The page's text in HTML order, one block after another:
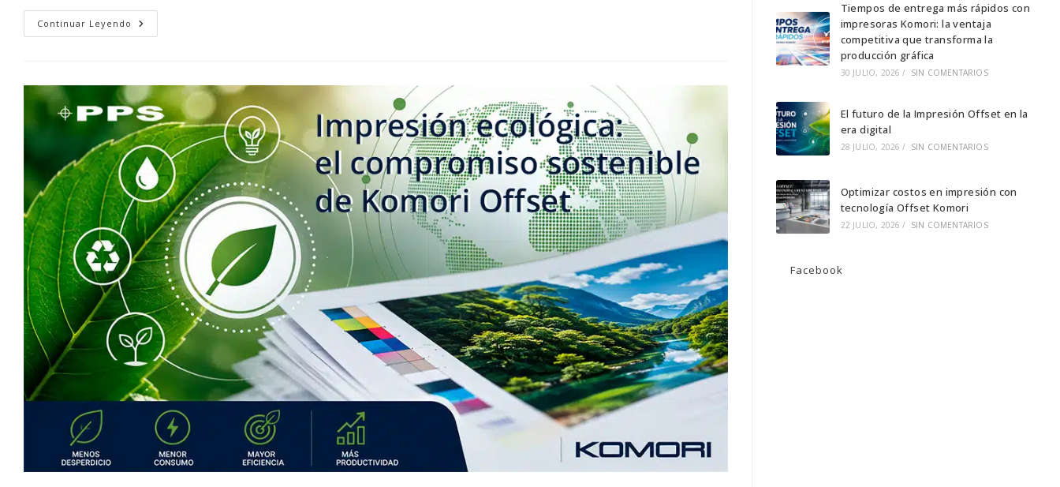
Continuar Leyendo El
Futuro
Offset:
¿Hacia
Dónde
Vamos?
una
nueva
pestaña
una
nueva
pestaña
una
nueva
pestaña
Tiempos de entrega más rápidos con
impresoras Komori: la ventaja
competitiva que transforma la
producción gráfica
30 JULIO, 2026 / SIN COMENTARIOS
El futuro de la Impresión Offset en la
era digital
28 JULIO, 2026 / SIN COMENTARIOS
Optimizar costos en impresión con
tecnología Offset Komori
22 JULIO, 2026 / SIN COMENTARIOS
Facebook